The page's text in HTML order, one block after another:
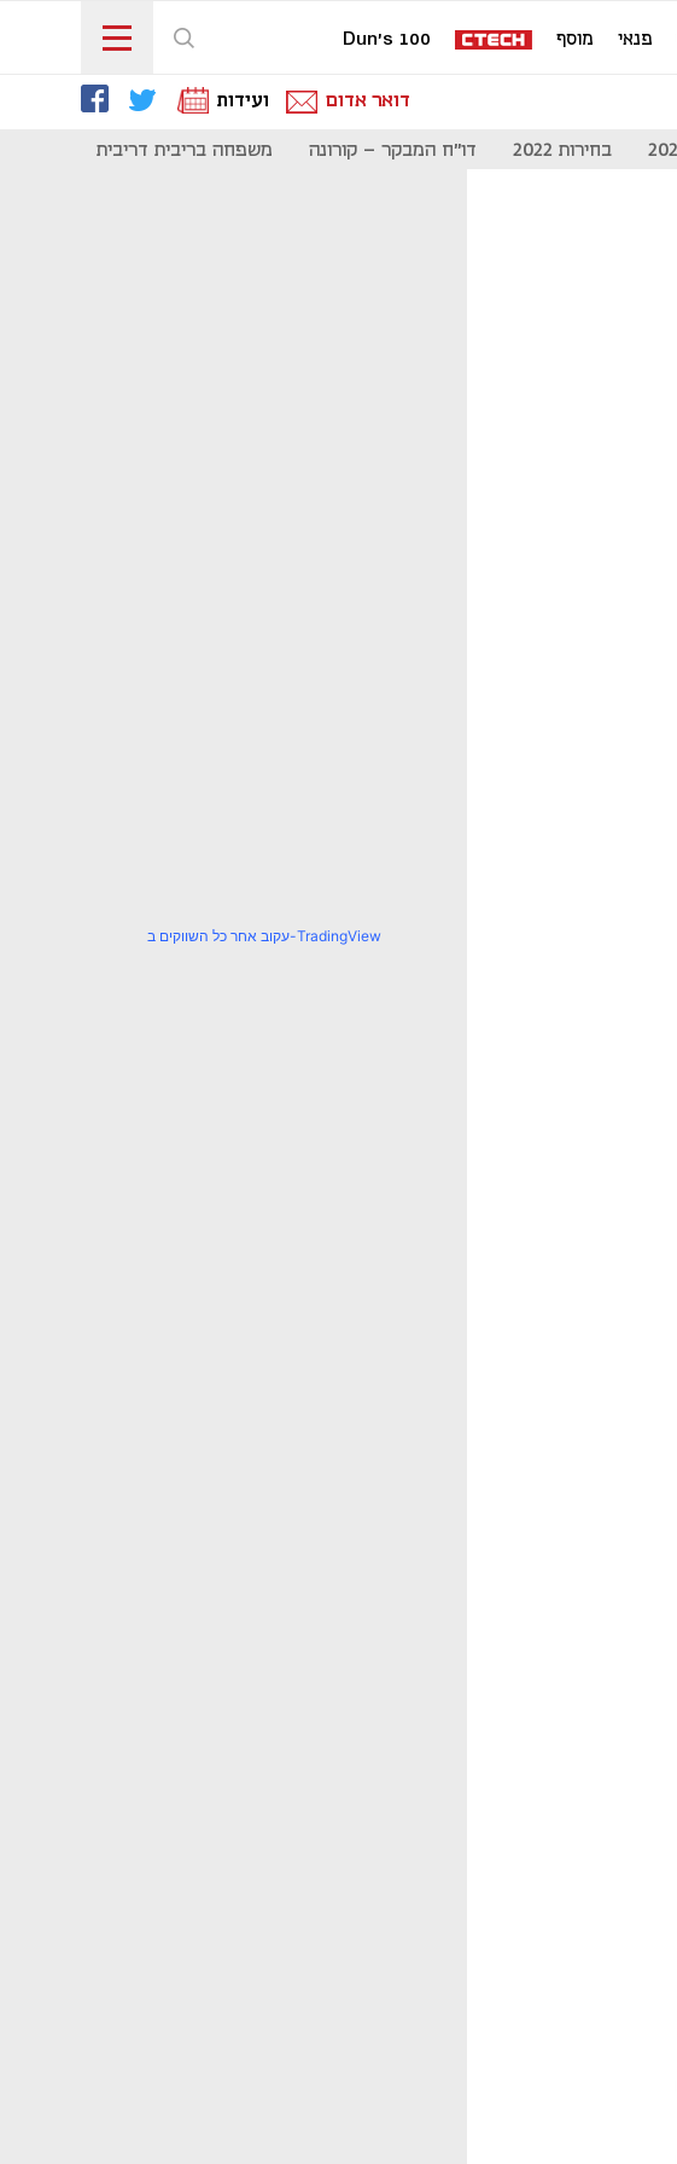
פנאי מוסף Dun's 100
דואר אדום ועידות
בחירות 2022 דו"ח המבקר - קורונה משפחה בריבית דריבית
עקוב אחר כל השווקים ב-TradingView